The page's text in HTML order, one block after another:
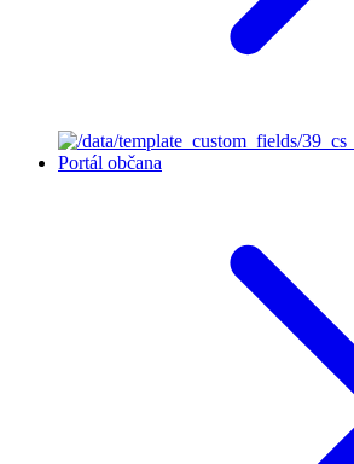
Portál občana